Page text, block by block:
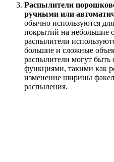
Распылители
ручными или
обычно используются
покрытий на небольшие
распылители
большие и сложные
распылители могут
функциями, такими как
изменение ширины
распыления.